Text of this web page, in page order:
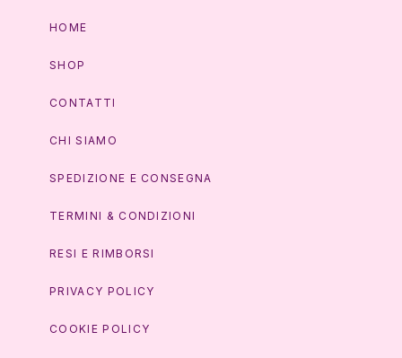
HOME
SHOP
CONTATTI
CHI SIAMO
SPEDIZIONE E CONSEGNA
TERMINI & CONDIZIONI
RESI E RIMBORSI
PRIVACY POLICY
COOKIE POLICY